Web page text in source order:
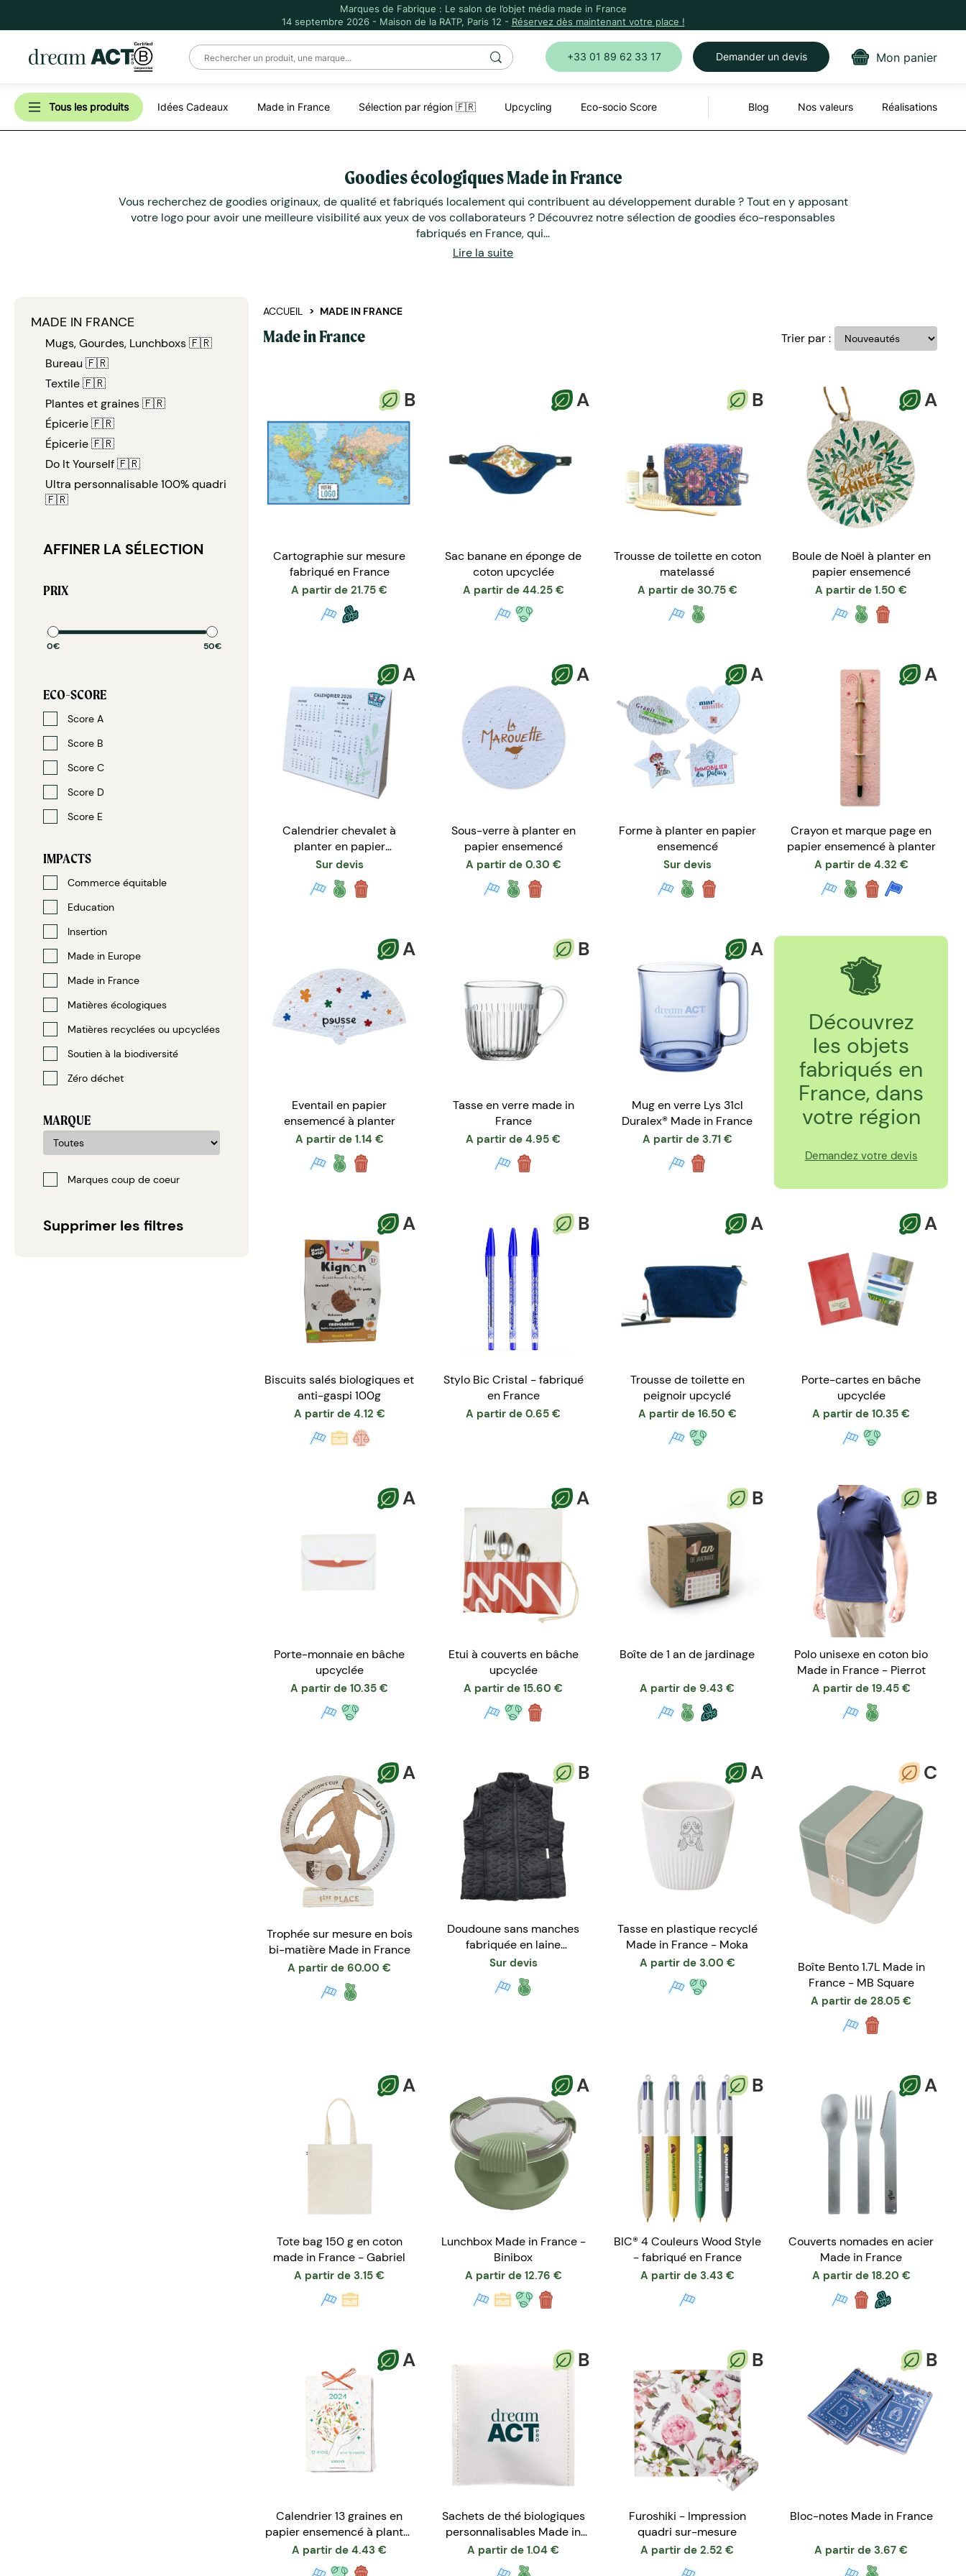
Marques de Fabrique : Le salon de l’objet média made in France
14 septembre 2026 - Maison de la RATP, Paris 12 - Réservez dès maintenant votre place !
+33 01 89 62 33 17 Demander un devis Mon panier
Tous les produits Idées Cadeaux Made in France Sélection par région 🇫🇷 Upcycling Eco-socio Score Blog Nos valeurs Réalisations
Goodies écologiques Made in France
Vous recherchez de goodies originaux, de qualité et fabriqués localement qui contribuent au développement durable ? Tout en y apposant
votre logo pour avoir une meilleure visibilité aux yeux de vos collaborateurs ? Découvrez notre sélection de goodies éco-responsables
fabriqués en France, qui...
Lire la suite
MADE IN FRANCE
Mugs, Gourdes, Lunchboxs 🇫🇷
Bureau 🇫🇷
Textile 🇫🇷
Plantes et graines 🇫🇷
Épicerie 🇫🇷
Épicerie 🇫🇷
Do It Yourself 🇫🇷
Ultra personnalisable 100% quadri
🇫🇷
AFFINER LA SÉLECTION
PRIX
0€ 50€
ECO-SCORE
Score A
Score B
Score C
Score D
Score E
IMPACTS
Commerce équitable
Education
Insertion
Made in Europe
Made in France
Matières écologiques
Matières recyclées ou upcyclées
Soutien à la biodiversité
Zéro déchet
MARQUE
Marques coup de coeur
Supprimer les filtres
ACCUEIL MADE IN FRANCE
Made in France Trier par :
B
Cartographie sur mesure
fabriqué en France
A partir de 21.75 €
A
Sac banane en éponge de
coton upcyclée
A partir de 44.25 €
B
Trousse de toilette en coton
matelassé
A partir de 30.75 €
A
Boule de Noël à planter en
papier ensemencé
A partir de 1.50 €
A
Calendrier chevalet à
planter en papier
ensemencé
Sur devis
A
Sous-verre à planter en
papier ensemencé
A partir de 0.30 €
A
Forme à planter en papier
ensemencé
Sur devis
A
Crayon et marque page en
papier ensemencé à planter
A partir de 4.32 €
A
Eventail en papier
ensemencé à planter
A partir de 1.14 €
B
Tasse en verre made in
France
A partir de 4.95 €
A
Mug en verre Lys 31cl
Duralex® Made in France
A partir de 3.71 €
Découvrez
les objets
fabriqués en
France, dans
votre région
Demandez votre devis
A
Biscuits salés biologiques et
anti-gaspi 100g
A partir de 4.12 €
B
Stylo Bic Cristal - fabriqué
en France
A partir de 0.65 €
A
Trousse de toilette en
peignoir upcyclé
A partir de 16.50 €
A
Porte-cartes en bâche
upcyclée
A partir de 10.35 €
A
Porte-monnaie en bâche
upcyclée
A partir de 10.35 €
A
Etui à couverts en bâche
upcyclée
A partir de 15.60 €
B
Boîte de 1 an de jardinage
A partir de 9.43 €
B
Polo unisexe en coton bio
Made in France - Pierrot
A partir de 19.45 €
A
Trophée sur mesure en bois
bi-matière Made in France
A partir de 60.00 €
B
Doudoune sans manches
fabriquée en laine
revalorisée
Sur devis
A
Tasse en plastique recyclé
Made in France - Moka
A partir de 3.00 €
C
Boîte Bento 1.7L Made in
France - MB Square
A partir de 28.05 €
A
Tote bag 150 g en coton
made in France - Gabriel
A partir de 3.15 €
A
Lunchbox Made in France -
Binibox
A partir de 12.76 €
B
BIC® 4 Couleurs Wood Style
- fabriqué en France
A partir de 3.43 €
A
Couverts nomades en acier
Made in France
A partir de 18.20 €
A
Calendrier 13 graines en
papier ensemencé à planter
- format A6
A partir de 4.43 €
B
Sachets de thé biologiques
personnalisables Made in
France
A partir de 1.04 €
B
Furoshiki - Impression
quadri sur-mesure
A partir de 2.52 €
B
Bloc-notes Made in France
A partir de 3.67 €